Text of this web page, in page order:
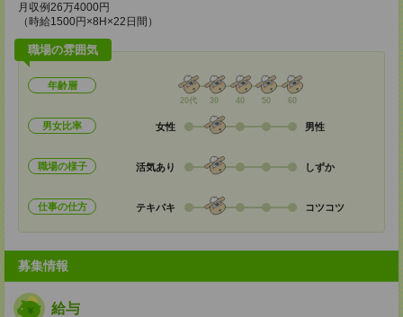
月収例26万4000円
（時給1500円×8H×22日間）
職場の雰囲気
年齢層
20代 30 40 50 60
男女比率 女性 男性
職場の様子 活気あり しずか
仕事の仕方 テキパキ コツコツ
募集情報
給与